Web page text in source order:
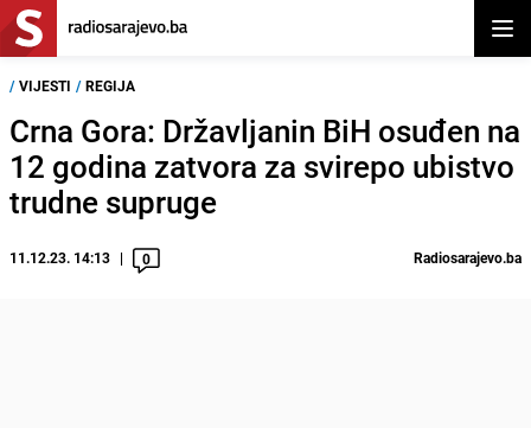
/ VIJESTI / REGIJA
Crna Gora: Državljanin BiH osuđen na
12 godina zatvora za svirepo ubistvo
trudne supruge
11.12.23. 14:13 0 Radiosarajevo.ba